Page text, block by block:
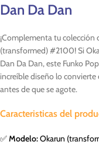
Dan Da Dan
¡Complementa tu colección
(transformed) #2100! Si
Dan Da Dan, este Funko
increíble diseño lo convierte
antes de que se agote.
Caracteristicas del
✅Modelo:Okarun